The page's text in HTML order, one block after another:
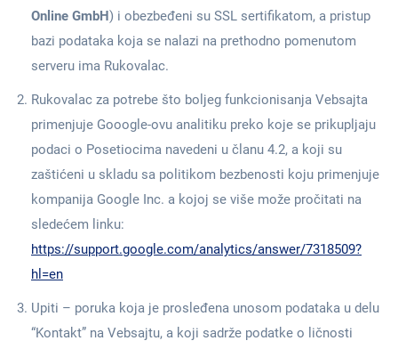
Online GmbH) i obezbeđeni su SSL sertifikatom, a pristup
bazi podataka koja se nalazi na prethodno pomenutom
serveru ima Rukovalac.
Rukovalac za potrebe što boljeg funkcionisanja Vebsajta
primenjuje Gooogle-ovu analitiku preko koje se prikupljaju
podaci o Posetiocima navedeni u članu 4.2, a koji su
zaštićeni u skladu sa politikom bezbenosti koju primenjuje
kompanija Google Inc. a kojoj se više može pročitati na
sledećem linku:
https://support.google.com/analytics/answer/7318509?
hl=en
Upiti – poruka koja je prosleđena unosom podataka u delu
“Kontakt” na Vebsajtu, a koji sadrže podatke o ličnosti